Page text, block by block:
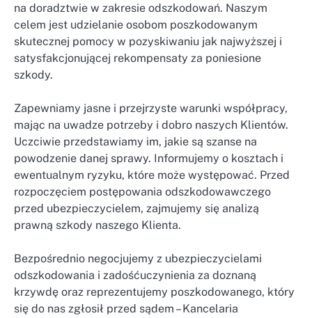
na doradztwie w zakresie odszkodowań. Naszym
celem jest udzielanie osobom poszkodowanym
skutecznej pomocy w pozyskiwaniu jak najwyższej i
satysfakcjonującej rekompensaty za poniesione
szkody.
Zapewniamy jasne i przejrzyste warunki współpracy,
mając na uwadze potrzeby i dobro naszych Klientów.
Uczciwie przedstawiamy im, jakie są szanse na
powodzenie danej sprawy. Informujemy o kosztach i
ewentualnym ryzyku, które może występować. Przed
rozpoczęciem postępowania odszkodowawczego
przed ubezpieczycielem, zajmujemy się analizą
prawną szkody naszego Klienta.
Bezpośrednio negocjujemy z ubezpieczycielami
odszkodowania i zadośćuczynienia za doznaną
krzywdę oraz reprezentujemy poszkodowanego, który
się do nas zgłosił przed sądem – Kancelaria